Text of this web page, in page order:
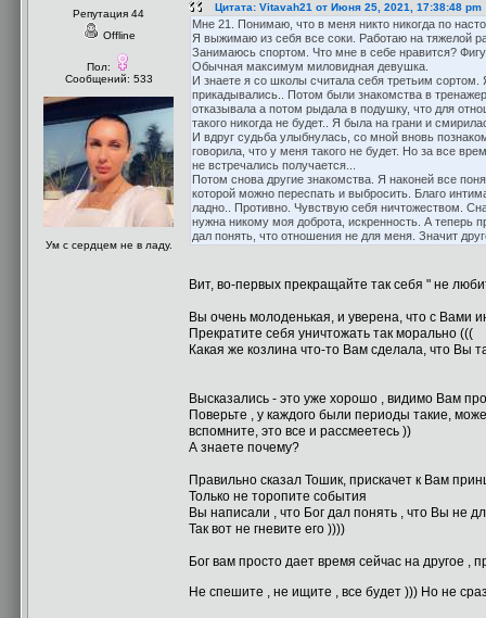
Репутация 44
Offline
Пол:
Сообщений: 533
Ум с сердцем не в ладу.
Цитата: Vitavah21 от Июня 25, 2021, 17:38:48 pm
Мне 21. Понимаю, что в меня никто никогда по
Я выжимаю из себя все соки. Работаю на тяжелой
Занимаюсь спортом. Что мне в себе нравится?
Обычная максимум миловидная девушка.
И знаете я со школы считала себя третьим
прикадывались.. Потом были знакомства в
отказывала а потом рыдала в подушку, что для
такого никогда не будет.. Я была на грани и
И вдруг судьба улыбнулась, со мной вновь
говорила, что у меня такого не будет. Но за все
не встречались получается...
Потом снова другие знакомства. Я наконей все
которой можно переспать и выбросить. Благо
ладно.. Противно. Чувствую себя ничтожеством.
нужна никому моя доброта, искренность. А теперь
дал понять, что отношения не для меня. Значит
Вит, во-первых прекращайте так себя " не
Вы очень молоденькая, и уверена, что с Вами
Прекратите себя уничтожать так морально (((
Какая же козлина что-то Вам сделала, что Вы
Высказались - это уже хорошо , видимо Вам
Поверьте , у каждого были периоды такие,
вспомните, это все и рассмеетесь ))
А знаете почему?
Правильно сказал Тошик, прискачет к Вам
Только не торопите события
Вы написали , что Бог дал понять , что Вы не
Так вот не гневите его ))))
Бог вам просто дает время сейчас на другое ,
Не спешите , не ищите , все будет ))) Но не